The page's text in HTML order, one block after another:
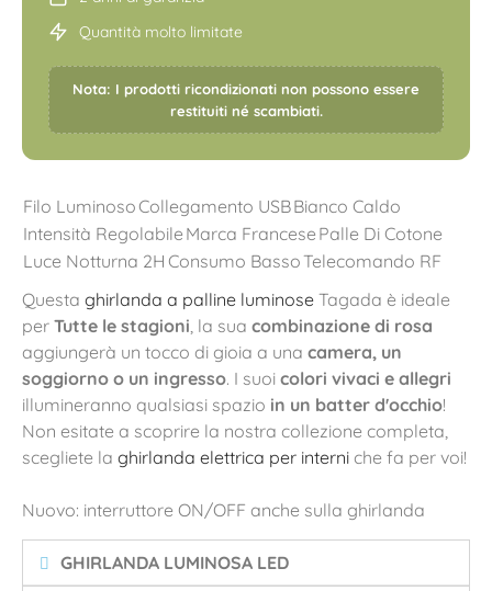
Quantità molto limitate
Nota: I prodotti ricondizionati non possono essere
restituiti né scambiati.
Filo LuminosoCollegamento USBBianco Caldo
Intensità Regolabile Marca Francese Palle Di Cotone
Luce Notturna 2H Consumo BassoTelecomando RF
Questa ghirlanda a palline luminose Tagada è ideale
per Tutte le stagioni , la sua combinazione di rosa
aggiungerà un tocco di gioia a una camera, un
soggiorno o un ingresso. I suoi colori vivaci e allegri
illumineranno qualsiasi spazio in un batter d'occhio!
Non esitate a scoprire la nostra collezione completa,
scegliete la ghirlanda elettrica per interni che fa per voi!
Nuovo: interruttore ON/OFF anche sulla ghirlanda
GHIRLANDA LUMINOSA LED